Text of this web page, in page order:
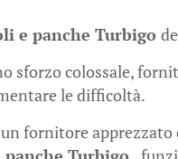
e panche Turbigo
sforzo colossale,
le difficoltà.
fornitore